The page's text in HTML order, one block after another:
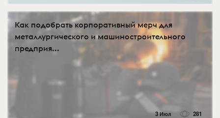
Как подобрать корпоративный мерч для
металлургического и машиностроительного
предприя...
3 Июл 281